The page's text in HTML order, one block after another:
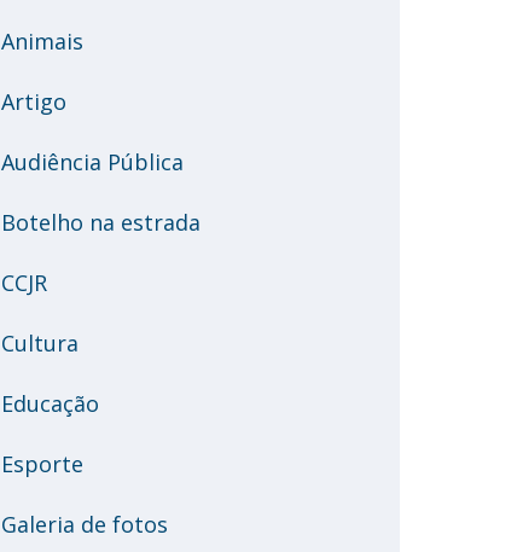
Animais
Artigo
Audiência Pública
Botelho na estrada
CCJR
Cultura
Educação
Esporte
Galeria de fotos